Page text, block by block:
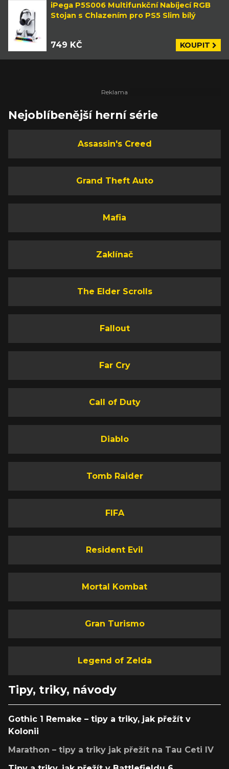
iPega P5S006 Multifunkční Nabíjecí RGB
Stojan s Chlazením pro PS5 Slim bílý
749 KČ KOUPIT
Nejoblíbenější herní série
Assassin's Creed
Grand Theft Auto
Mafia
Zaklínač
The Elder Scrolls
Fallout
Far Cry
Call of Duty
Diablo
Tomb Raider
FIFA
Resident Evil
Mortal Kombat
Gran Turismo
Legend of Zelda
Tipy, triky, návody
Gothic 1 Remake – tipy a triky, jak přežít v
Kolonii
Marathon – tipy a triky jak přežít na Tau Ceti IV